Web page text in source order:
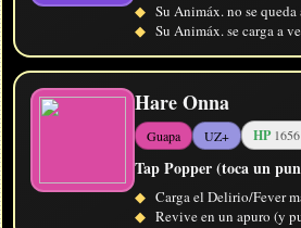
◆ Su Animáx. no se
◆ Su Animáx. se carga a
Hare Onna
Guapa UZ+ HP
Tap Popper (toca un
◆ Carga el Delirio/Fever
◆ Revive en un apuro (y